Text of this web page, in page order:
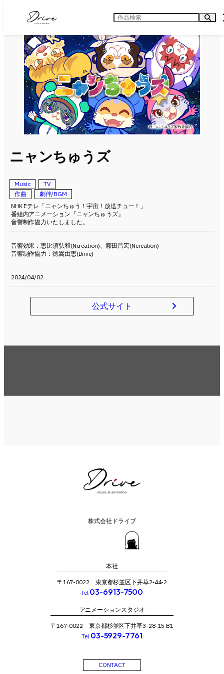
検
ニャンちゅうズ
Music
TV
作曲
劇伴/BGM
NHK Eテレ「ニャンちゅう！宇宙！放送チュー！」
番組内アニメーション『ニャンちゅうズ』
音響制作協力いたしました。
音響効果：恵比須弘和(Ncreation)、藤田昌宏(Ncreation)
音響制作協力：徳嵩由恵(Drive)
2024/04/02
公式サイト
株式会社ドライブ
本社
〒167-0022 東京都杉並区下井草2‐44-2
Tel 03-6913-7500
アニメーションスタジオ
〒167-0022 東京都杉並区下井草3-28-15 B1
Tel 03-5929-7761
CONTACT